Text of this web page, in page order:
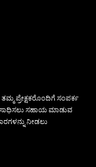
ಪ್ರೇಕ್ಷಕರೊಂದಿಗೆ ಸಂಪರ್ಕ
ಸಾಧಿಸಲು ಸಹಾಯ ಮಾಡುವ
ನೀಡಲು